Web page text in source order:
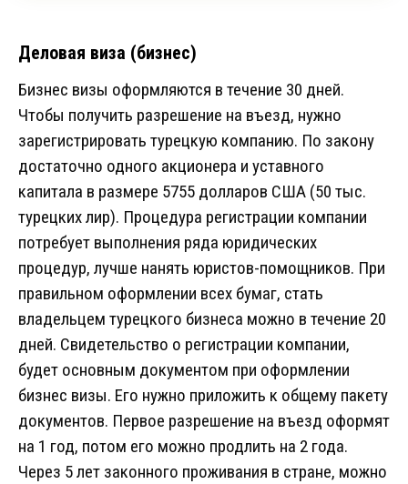
Деловая виза (бизнес)
Бизнес визы оформляются в течение 30 дней.
Чтобы получить разрешение на въезд, нужно
зарегистрировать турецкую компанию. По закону
достаточно одного акционера и уставного
капитала в размере 5755 долларов США (50 тыс.
турецких лир). Процедура регистрации компании
потребует выполнения ряда юридических
процедур, лучше нанять юристов-помощников. При
правильном оформлении всех бумаг, стать
владельцем турецкого бизнеса можно в течение 20
дней. Свидетельство о регистрации компании,
будет основным документом при оформлении
бизнес визы. Его нужно приложить к общему пакету
документов. Первое разрешение на въезд оформят
на 1 год, потом его можно продлить на 2 года.
Через 5 лет законного проживания в стране, можно